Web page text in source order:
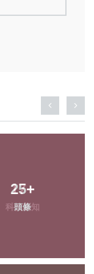
17+
科技新知
25+
頭條